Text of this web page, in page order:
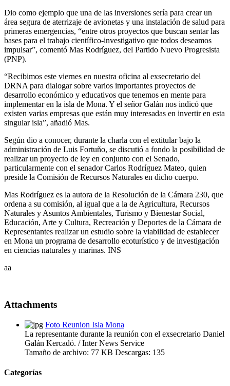
Dio como ejemplo que una de las inversiones sería para crear un
área segura de aterrizaje de avionetas y una instalación de salud para
primeras emergencias, “entre otros proyectos que buscan sentar las
bases para el trabajo científico-investigativo que todos deseamos
impulsar”, comentó Mas Rodríguez, del Partido Nuevo Progresista
(PNP).
“Recibimos este viernes en nuestra oficina al exsecretario del
DRNA para dialogar sobre varios importantes proyectos de
desarrollo económico y educativos que tenemos en mente para
implementar en la isla de Mona. Y el señor Galán nos indicó que
existen varias empresas que están muy interesadas en invertir en esta
singular isla”, añadió Mas.
Según dio a conocer, durante la charla con el extitular bajo la
administración de Luis Fortuño, se discutió a fondo la posibilidad de
realizar un proyecto de ley en conjunto con el Senado,
particularmente con el senador Carlos Rodríguez Mateo, quien
preside la Comisión de Recursos Naturales en dicho cuerpo.
Mas Rodríguez es la autora de la Resolución de la Cámara 230, que
ordena a su comisión, al igual que a la de Agricultura, Recursos
Naturales y Asuntos Ambientales, Turismo y Bienestar Social,
Educación, Arte y Cultura, Recreación y Deportes de la Cámara de
Representantes realizar un estudio sobre la viabilidad de establecer
en Mona un programa de desarrollo ecoturístico y de investigación
en ciencias naturales y marinas. INS
aa
Attachments
Foto Reunion Isla Mona
La representante durante la reunión con el exsecretario Daniel
Galán Kercadó. / Inter News Service
Tamaño de archivo: 77 KB Descargas: 135
Categorías